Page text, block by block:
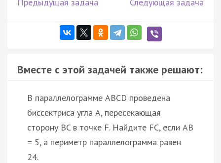
Вместе с этой задачей также решают:
В параллелограмме ABCD проведена
биссектриса угла A, пересекающая
сторону BC в точке F. Найдите FC, если AB
= 5, а периметр параллелограмма равен
24.